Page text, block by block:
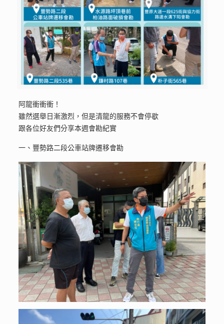
阿龍衝衝衝！
雖然選舉日漸激烈，但是清龍的服務不會停歇
跟各位好友們分享本週會勘紀實
一、豐勢路二段公車站牌遷移會勘